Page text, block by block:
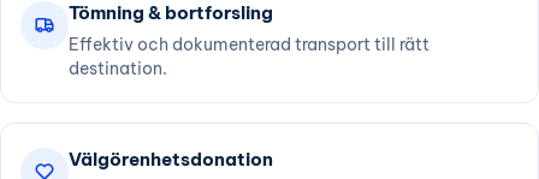
Tömning & bortforsling
Effektiv och dokumenterad transport till rätt
destination.
Välgörenhetsdonation